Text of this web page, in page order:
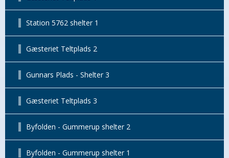
Station 5762 shelter 1
Gæsteriet Teltplads 2
Gunnars Plads - Shelter 3
Gæsteriet Teltplads 3
Byfolden - Gummerup shelter 2
Byfolden - Gummerup shelter 1